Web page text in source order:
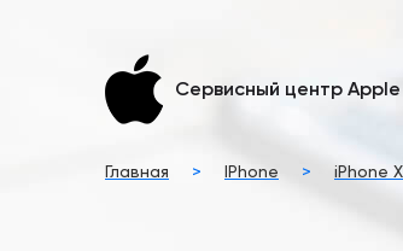
Сервисный центр Apple
Главная > IPhone > iPhone